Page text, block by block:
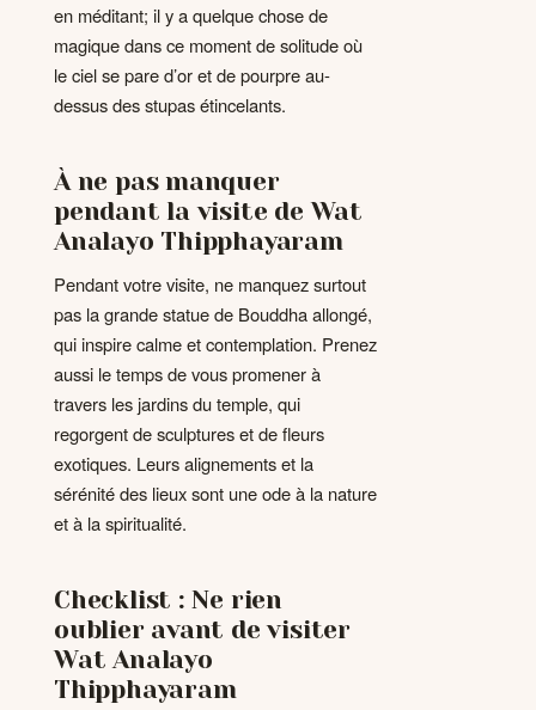
en méditant; il y a quelque chose de
magique dans ce moment de solitude où
le ciel se pare d’or et de pourpre au-
dessus des stupas étincelants.
À ne pas manquer
pendant la visite de Wat
Analayo Thipphayaram
Pendant votre visite, ne manquez surtout
pas la grande statue de Bouddha allongé,
qui inspire calme et contemplation. Prenez
aussi le temps de vous promener à
travers les jardins du temple, qui
regorgent de sculptures et de fleurs
exotiques. Leurs alignements et la
sérénité des lieux sont une ode à la nature
et à la spiritualité.
Checklist : Ne rien
oublier avant de visiter
Wat Analayo
Thipphayaram